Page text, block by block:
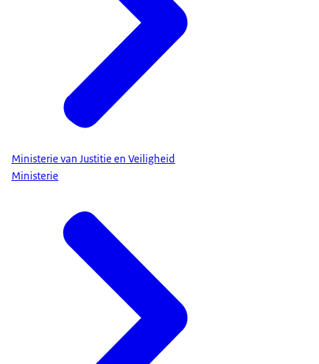
Ministerie van Justitie en Veiligheid
Ministerie